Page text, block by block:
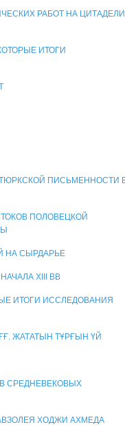
РАБОТ НА ЦИТАДЕЛИ
ИТОГИ
ПИСЬМЕННОСТИ
ПОЛОВЕЦКОЙ
НА СЫРДАРЬЕ
XIII ВВ
ИТОГИ ИССЛЕДОВАНИЯ
ЖАТАТЫН ТҰРҒЫН ҮЙ
СРЕДНЕВЕКОВЫХ
ХОДЖИ АХМЕДА